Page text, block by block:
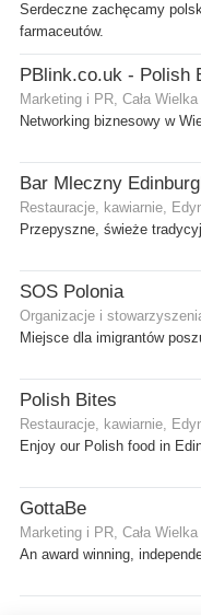
Serdeczne zachęcamy
farmaceutów.
PBlink.co.uk - Polish
Marketing i PR, Cała
Networking biznesowy w
Bar Mleczny
Restauracje, kawiarnie,
Przepyszne, świeże
SOS Polonia
Organizacje i
Miejsce dla imigrantów
Polish Bites
Restauracje, kawiarnie,
Enjoy our Polish food in
GottaBe
Marketing i PR, Cała
An award winning,